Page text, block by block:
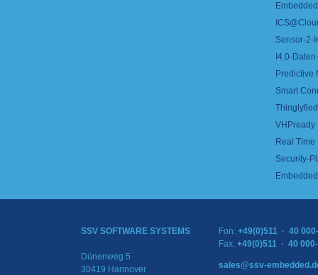
Sensor-2-
I4.0-
Predictive
Smart
VHPready
Real
Security-
SSV SOFTWARE SYSTEMS
Dünenweg 5
30419 Hannover
Fon: +49(0)511 · 40
Fax: +49(0)511 · 40
sales@ssv-